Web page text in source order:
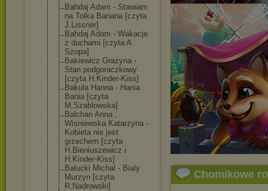
Bahdaj Adam - Stawiam
na Tolka Banana [czyta
J.Lissner]
Bahdaj Adam - Wakacje
z duchami [czyta A.
Szopa]
Bakiewicz Grazyna -
Stan podgoraczkowy
[czyta H.Kinder-Kiss]
Bakula Hanna - Hania
Bania [czyta
M.Szablowska]
Balchan Anna ,
Wisniewska Katarzyna -
Kobieta nie jest
grzechem [czyta
H.Bieniuszewicz i
H.Kinder-Kiss]
Balucki Michal - Bialy
Murzyn [czyta
R.Nadrowski]
Chomikowe